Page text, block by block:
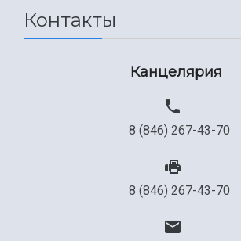
Сведения об
Официальные документы
Контакты
Канцелярия
8 (846) 267-43-70
8 (846) 267-43-70